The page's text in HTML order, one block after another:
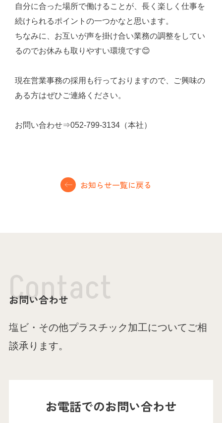
自分に合った場所で働けることが、長く楽しく仕事を
続けられるポイントの一つかなと思います。
ちなみに、お互いが声を掛け合い業務の調整をしてい
るのでお休みも取りやすい環境です😊
現在営業事務の採用も行っておりますので、ご興味の
ある方はぜひご連絡ください。
お問い合わせ⇒052-799-3134（本社）
お知らせ一覧に戻る
お問い合わせ
Contact
塩ビ・その他プラスチック加工についてご相
談承ります。
お電話でのお問い合わせ